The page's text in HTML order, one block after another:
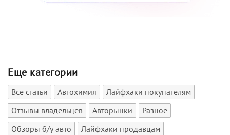
Еще категории
Все статьи Автохимия
Лайфхаки покупателям
Отзывы владельцев
Авторынки
Разное
Обзоры б/у авто
Лайфхаки продавцам